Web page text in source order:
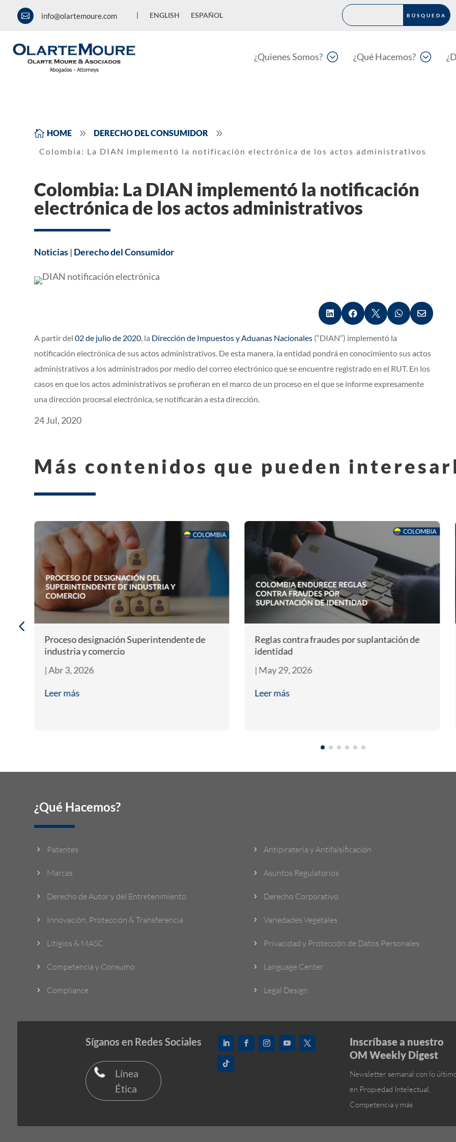
 info@olartemoure.com | ENGLISH ESPAÑOL
;
¿Quienes Somos? ;
¿Qué Hacemos?
 HOME 9 DERECHO DEL CONSUMIDOR 9
Colombia: La DIAN implementó la notificación electrónica de los actos administrativos
Colombia: La DIAN implementó la notificación
electrónica de los actos administrativos
Noticias| Derecho del Consumidor
    
A partir del02 de julio de 2020 , la Dirección de Impuestos y Aduanas Nacionales (“DIAN”) implementó la
notificación electrónica de sus actos administrativos. De esta manera, la entidad pondrá en conocimiento sus actos
administrativos a los administrados por medio del correo electrónico que se encuentre registrado en el RUT. En los
casos en que los actos administrativos se profieran en el marco de un proceso en el que se informe expresamente
una dirección procesal electrónica, se notificarán a esta dirección.
24 Jul, 2020
Más contenidos que pueden
Proceso designación Superintendente de
industria y comercio
|Abr 3, 2026
Leer más
Reglas contra fraudes por suplantación de
identidad
| May 29, 2026
Leer más
¿Qué Hacemos?
5 Patentes
5 Marcas
5 Derecho de Autor y del Entretenimiento
5 Innovación, Protección & Transferencia
5 Litigios & MASC
5 Competencia y Consumo
5 Compliance
5 Antipiratería y Antifalsificación
5 Asuntos Regulatorios
5 Derecho Corporativo
5 Variedades Vegetales
5 Privacidad y Protección de Datos Personales
5 Language Center
5 Legal Design
Síganos en Redes Sociales
Línea
Ética
Inscríbase a nuestro
OM Weekly Digest
Newsletter semanal con lo
en Propiedad Intelectual,
Competencia y más